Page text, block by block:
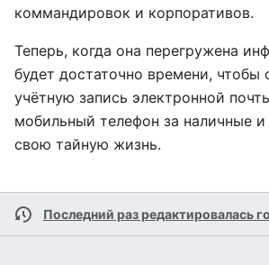
коммандировок и корпоративов.
Теперь, когда она перегружена
будет достаточно времени, чтобы
учëтную запись электронной
мобильный телефон за наличные и
свою тайную жизнь.
Последний раз редактировалась